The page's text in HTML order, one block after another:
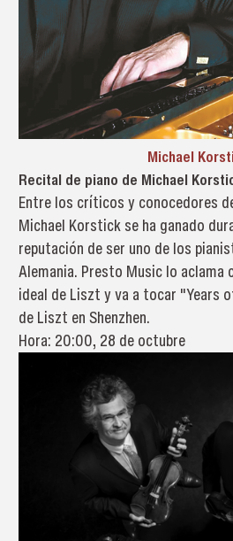
Michael
Recital de piano de Michael
Entre los críticos y conocedores
Michael Korstick se ha ganado
reputación de ser uno de los
Alemania. Presto Music lo aclama
ideal de Liszt y va a tocar "Years
de Liszt en Shenzhen.
Hora: 20:00, 28 de octubre